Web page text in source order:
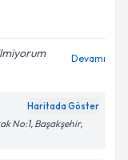
Aydınlatma
belirtilen
Devamı
Haritada Göster
No:1, Başakşehir,